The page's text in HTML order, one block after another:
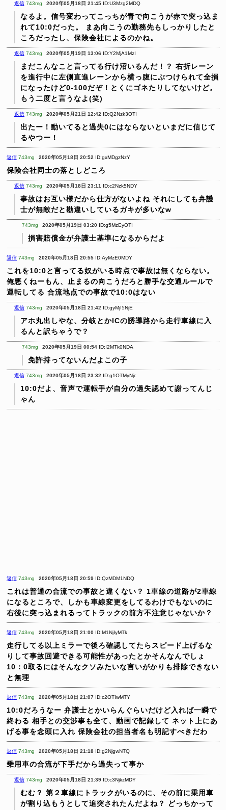
返信 743mg 2020年05月18日 21:45 ID:U3Mzg2MDQ
なるよ。信号変わってこっちが青で向こうが赤で突っ込ま
れて10:0だった。
まあ向こうの勤務先もしっかりしたと
ころだったし、保険会社によるのかね。
返信 743mg 2020年05月19日 13:06 ID:Y2MjA1MzI
まだこんなこと言ってる行け沼いるんだ！？ 右折レーン
を進行中に左側直進レーンから横っ腹にぶつけられて全損
になったけど0-100だぞ！とくにゴネたりしてないけど。
もう二度と言うなよ(笑)
返信 743mg 2020年05月21日 12:42 ID:Q2Nzk3OTI
出たー！動いてると過失0にはならないといまだに信じて
るやつー！
返信 743mg 2020年05月18日 20:52 ID:gxMDgzNzY
保険会社同士の落としどころ
返信 743mg 2020年05月18日 23:11 ID:c2Nzk5NDY
事故はお互い様だから仕方がないよね それにしても弁護
士が無敵だと勘違いしているガキが多いなw
743mg 2020年05月19日 03:20 ID:g5MzEyOTI
損害賠償金が弁護士基準になるからだよ
返信 743mg 2020年05月18日 20:55 ID:AyMzE0MDY
これを10:0と言ってる奴がいる時点で事故は無くならない。
俺悪くねーもん、止まるの向こうだろと勝手な交通ルールで
運転してる 合流地点での事故で10:0はない
返信 743mg 2020年05月18日 21:42 ID:gyMjI5NjE
アホ丸出しやな、分岐とかICの誘導路から走行車線に入
るんと訳ちゃうで？
743mg 2020年05月19日 00:54 ID:I2MTk0NDA
免許持ってないんだよこの子
返信 743mg 2020年05月18日 23:32 ID:g1OTMyNjc
10:0だよ、音声で運転手が自分の過失認めて謝ってんじ
ゃん
返信 743mg 2020年05月18日 20:59 ID:QzMDM1NDQ
これは普通の合流での事故と違くない？ 1車線の道路が2車線
になるところで、しかも車線変更をしてるわけでもないのに
右後に突っ込まれるってトラックの前方不注意じゃないか？
返信 743mg 2020年05月18日 21:00 ID:M1NjIyMTk
走行してる以上ミラーで後ろ確認してたらスピード上げるな
りして事故回避できる可能性があったとかそんなんでしょ
10：0取るにはそんなクソみたいな言いがかりも排除できない
と無理
返信 743mg 2020年05月18日 21:07 ID:c2OTIwMTY
10:0だろうなー 弁護士とかいらんぐらいだけど入れば一瞬で
終わる 相手との交渉事も全て、動画で記録して ネット上にあ
げる事を念頭に入れ 保険会社の担当者名も明記すべきだわ
返信 743mg 2020年05月18日 21:18 ID:g2NjgwNTQ
乗用車の合流が下手だから過失って事か
返信 743mg 2020年05月18日 21:39 ID:c3NjkzMDY
むむ？ 第２車線にトラックがいるのに、その前に乗用車
が割り込もうとして追突されたんだよね？
どっちかって